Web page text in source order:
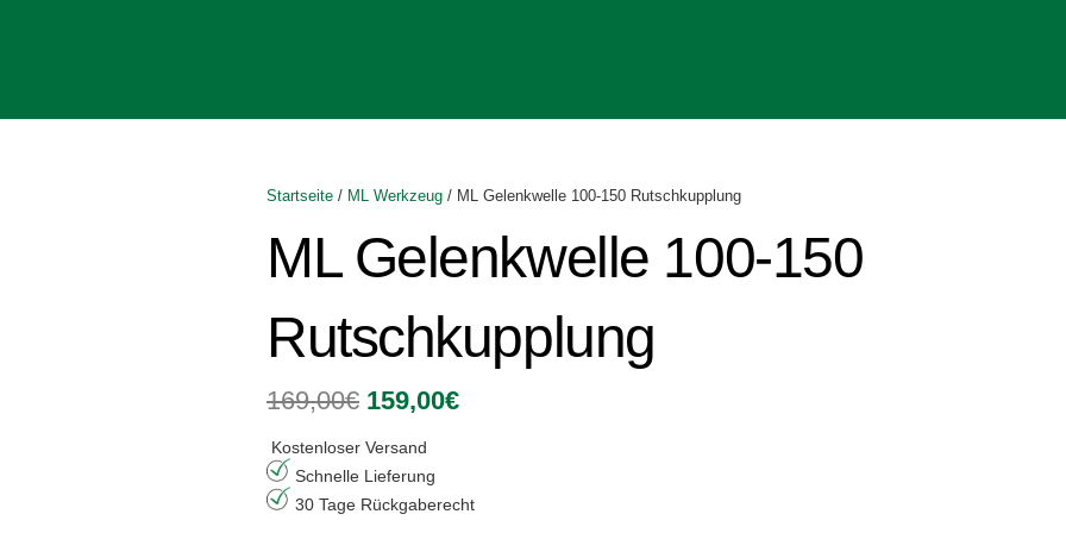
Startseite / ML Werkzeug / ML Gelenkwelle 100-150 Rutschkupplung
ML Gelenkwelle 100-150
Rutschkupplung
169,00€ Ursprünglicher
Preis
war:
169,00€
159,00€Aktueller
Kostenloser Versand
Schnelle Lieferung
30 Tage Rückgaberecht